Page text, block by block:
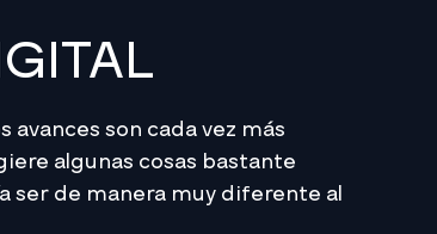
avances son cada vez más
algunas cosas bastante
ser de manera muy diferente al